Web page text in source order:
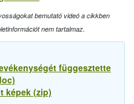
bemutató videó a cikkben
nem tartalmaz.
függesztette
képek (zip)